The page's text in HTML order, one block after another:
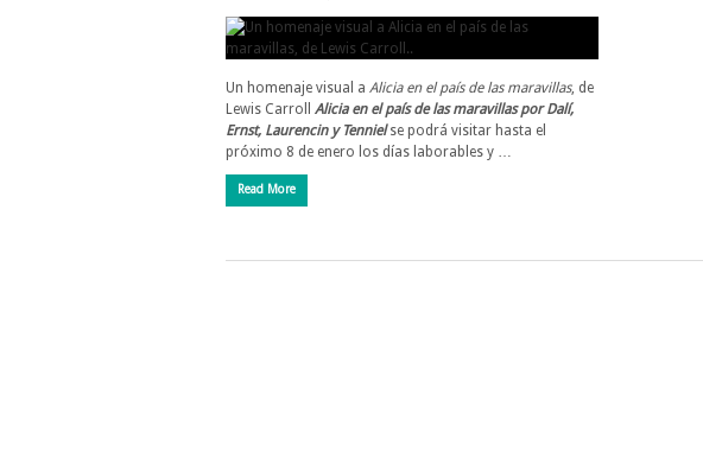
Un homenaje visual a Alicia en el país de las maravillas, de
Lewis Carroll Alicia en el país de las maravillas por Dalí,
Ernst, Laurencin y Tennielse podrá visitar hasta el
próximo 8 de enero los días laborables y …
Read More